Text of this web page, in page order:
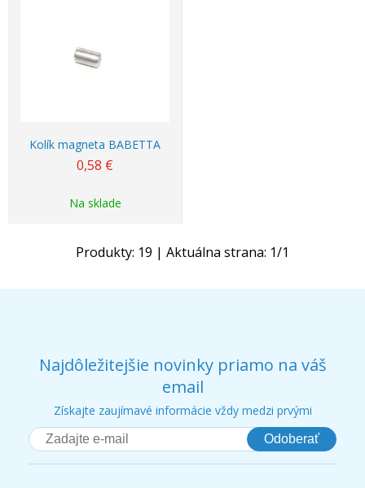
Kolík magneta BABETTA
0,58 €
Na sklade
Produkty: 19 | Aktuálna strana: 1/1
Najdôležitejšie novinky priamo na váš
email
Získajte zaujímavé informácie vždy medzi prvými
Odoberať